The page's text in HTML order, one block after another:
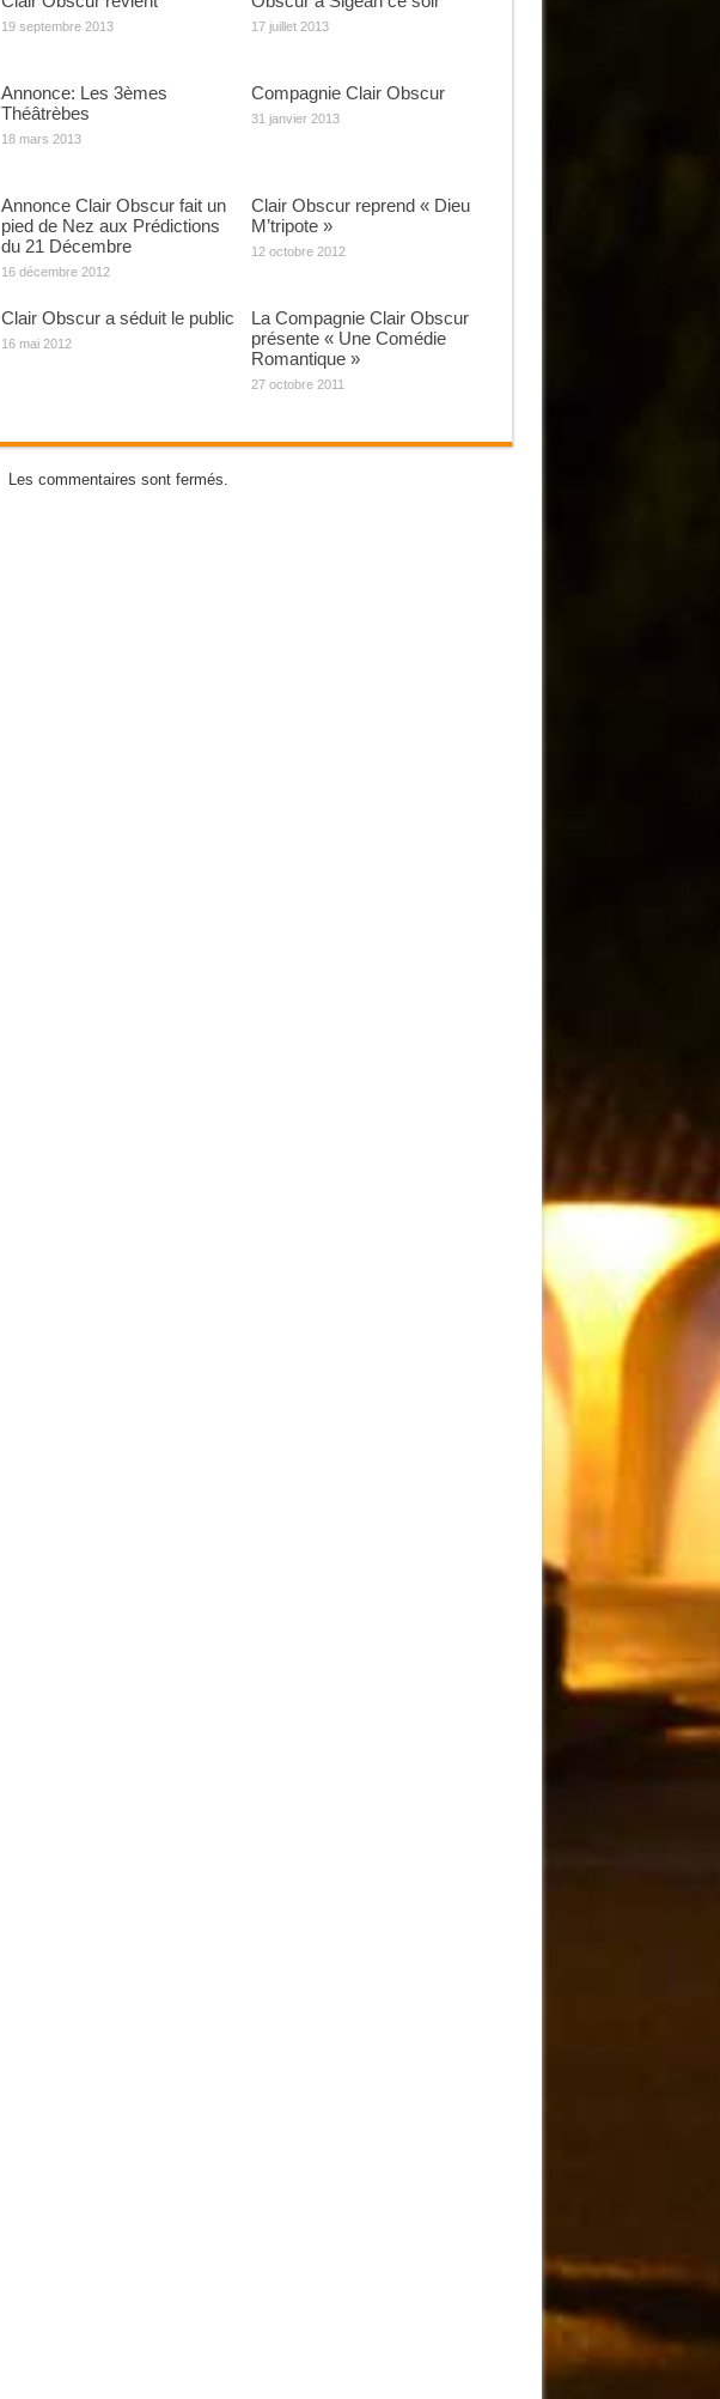
19 septembre 2013 17 juillet 2013
Annonce: Les 3èmes
Théâtrèbes
18 mars 2013
Compagnie Clair Obscur
31 janvier 2013
Annonce Clair Obscur fait un
pied de Nez aux Prédictions
du 21 Décembre
16 décembre 2012
Clair Obscur reprend « Dieu
M’tripote »
12 octobre 2012
Clair Obscur a séduit le public
16 mai 2012
La Compagnie Clair Obscur
présente « Une Comédie
Romantique »
27 octobre 2011
Les commentaires sont fermés.